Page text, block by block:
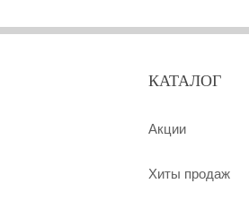
КАТАЛОГ
Акции
Хиты продаж